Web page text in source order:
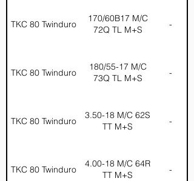
TKC 80 Twinduro
170/60B17 M/C
72Q TL M+S
-
TKC 80 Twinduro
180/55-17 M/C
73Q TL M+S
-
TKC 80 Twinduro
3.50-18 M/C 62S
TT M+S
-
TKC 80 Twinduro
4.00-18 M/C 64R
TT M+S
-